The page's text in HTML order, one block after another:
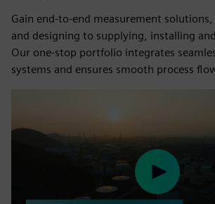
Gain end-to-end measurement
and designing to supplying, installing
Our one-stop portfolio integrates
systems and ensures smooth process
Play